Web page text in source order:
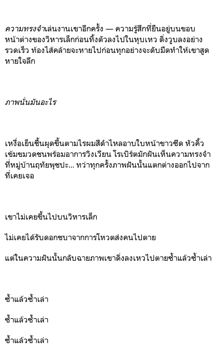
ความทรงจำเล่นงานเขาอีกครั้ง — ความรู้สึกที่ยืนอยู่บนขอบ
หน้าต่างของวิหารเล็กก่อนทิ้งตัวลงไปในหุบเหว ดิ่งวูบลงอย่าง
รวดเร็ว ท้องไส้คล้ายจะหายไปก่อนทุกอย่างจะดับมืดทำให้เขาสูด
หายใจลึก
ภาพนั่นมันอะไร
เหงื่อเย็นชื้นผุดขึ้นตามไรผมสีดำไหลอาบใบหน้าขาวซีด หัวคิ้ว
เข้มขมวดชนพร้อมอาการวิงเวียนโรเบิร์ตมักฝันเห็นความทรงจำ
ที่หมู่บ้านฤทัยพุชปะ... ทว่าทุกครั้งภาพฝันนั้นแตกต่างออกไปจาก
ที่เคยเจอ
เขาไม่เคยขึ้นไปบนวิหารเล็ก
ไม่เคยได้รับดอกชบาจากการโหวตส่งคนไปตาย
แต่ในความฝันนั้นกลับฉายภาพเขาดิ่งลงเหวไปตายซ้ำแล้วซ้ำเล่า
ซ้ำแล้วซ้ำเล่า
ซ้ำแล้วซ้ำเล่า
ซ้ำแล้วซ้ำเล่า